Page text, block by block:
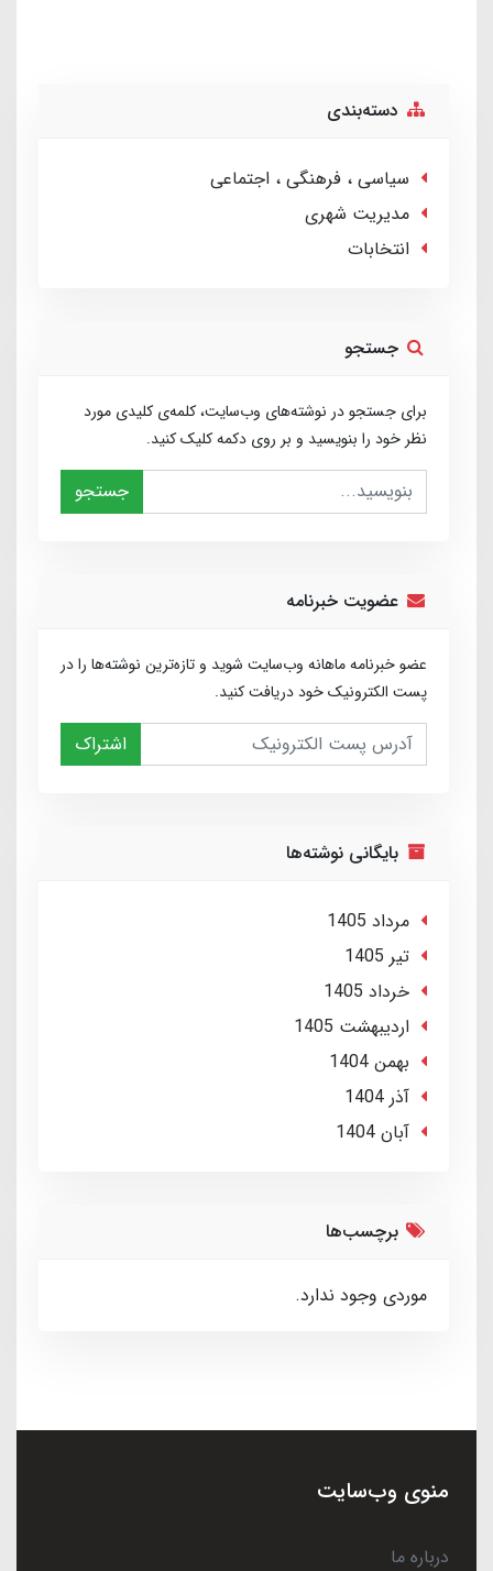
دسته‌بندی
سیاسی ، فرهنگی ، اجتماعی
مدیریت شهری
انتخابات
جستجو
برای جستجو در نوشته‌های وب‌سایت، کلمه‌ی کلیدی مورد
نظر خود را بنویسید و بر روی دکمه کلیک کنید.
جستجو
عضویت خبرنامه
عضو خبرنامه ماهانه وب‌سایت شوید و تازه‌ترین نوشته‌ها را در
پست الکترونیک خود دریافت کنید.
اشتراک
بایگانی نوشته‌ها
مرداد 1405
تير 1405
خرداد 1405
ارديبهشت 1405
بهمن 1404
آذر 1404
آبان 1404
برچسب‌ها
موردی وجود ندارد.
منوی وب‌سایت
درباره ما